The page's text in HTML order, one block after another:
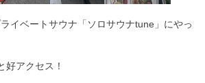
イベートサウナ「ソロサウナtune」にやっ
好アクセス！